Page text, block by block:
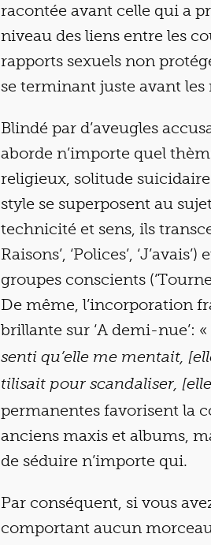
racontée avant celle qui a
niveau des liens entre les
rapports sexuels non
se terminant juste avant les
Blindé par d’aveugles
aborde n’importe quel
religieux, solitude
style se superposent au
technicité et sens, ils
Raisons’, ‘Polices’,
groupes conscients
De même, l’incorporation
brillante sur ‘A demi-nue’: «
senti qu’elle me mentait,
tilisait pour scandaliser,
permanentes favorisent la
anciens maxis et albums,
de séduire n’importe qui.
Par conséquent, si vous
comportant aucun